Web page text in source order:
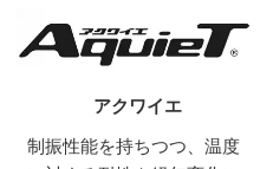
アクワイエ
制振性能を持ちつつ、温度